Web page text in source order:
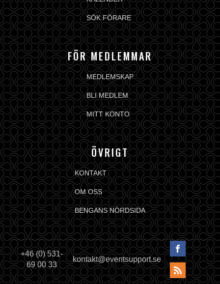
SÖK FÖRARE
FÖR MEDLEMMAR
MEDLEMSKAP
BLI MEDLEM
MITT KONTO
ÖVRIGT
KONTAKT
OM OSS
BENGANS NÖRDSIDA
+46 (0) 531-
69 00 33
kontakt@eventsupport.se